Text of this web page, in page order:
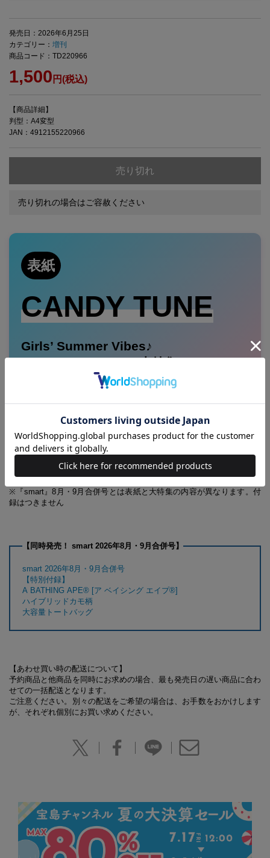
発売日：2026年6月25日
カテゴリー： 増刊
商品コード：TD220966
1,500 円(税込)
【商品詳細】
判型：A4変型
JAN：4912155220966
売り切れ
売り切れの場合はご容赦ください
表紙
CANDY TUNE
Girls’ Summer Vibes♪
貼り込み付録
［1］証明写真風ステッカー
［2］フォトカードデザイン厚紙ピンナップ
※『smart』8月・9月合併号とは表紙と大特集の内容が異なります。付
録はつきません
【同時発売！ smart 2026年8月・9月合併号】
smart 2026年8月・9月合併号
【特別付録】
A BATHING APE® [ア ベイシング エイプ®]
ハイブリッドカモ柄
大容量トートバッグ
【あわせ買い時の配送について】
予約商品と他商品を同時にお求めの場合、最も発売日の遅い商品に合わ
せての一括配送となります。
ご注意ください。別々の配送をご希望の場合は、お手数をおかけします
が、それぞれ個別にお買い求めください。